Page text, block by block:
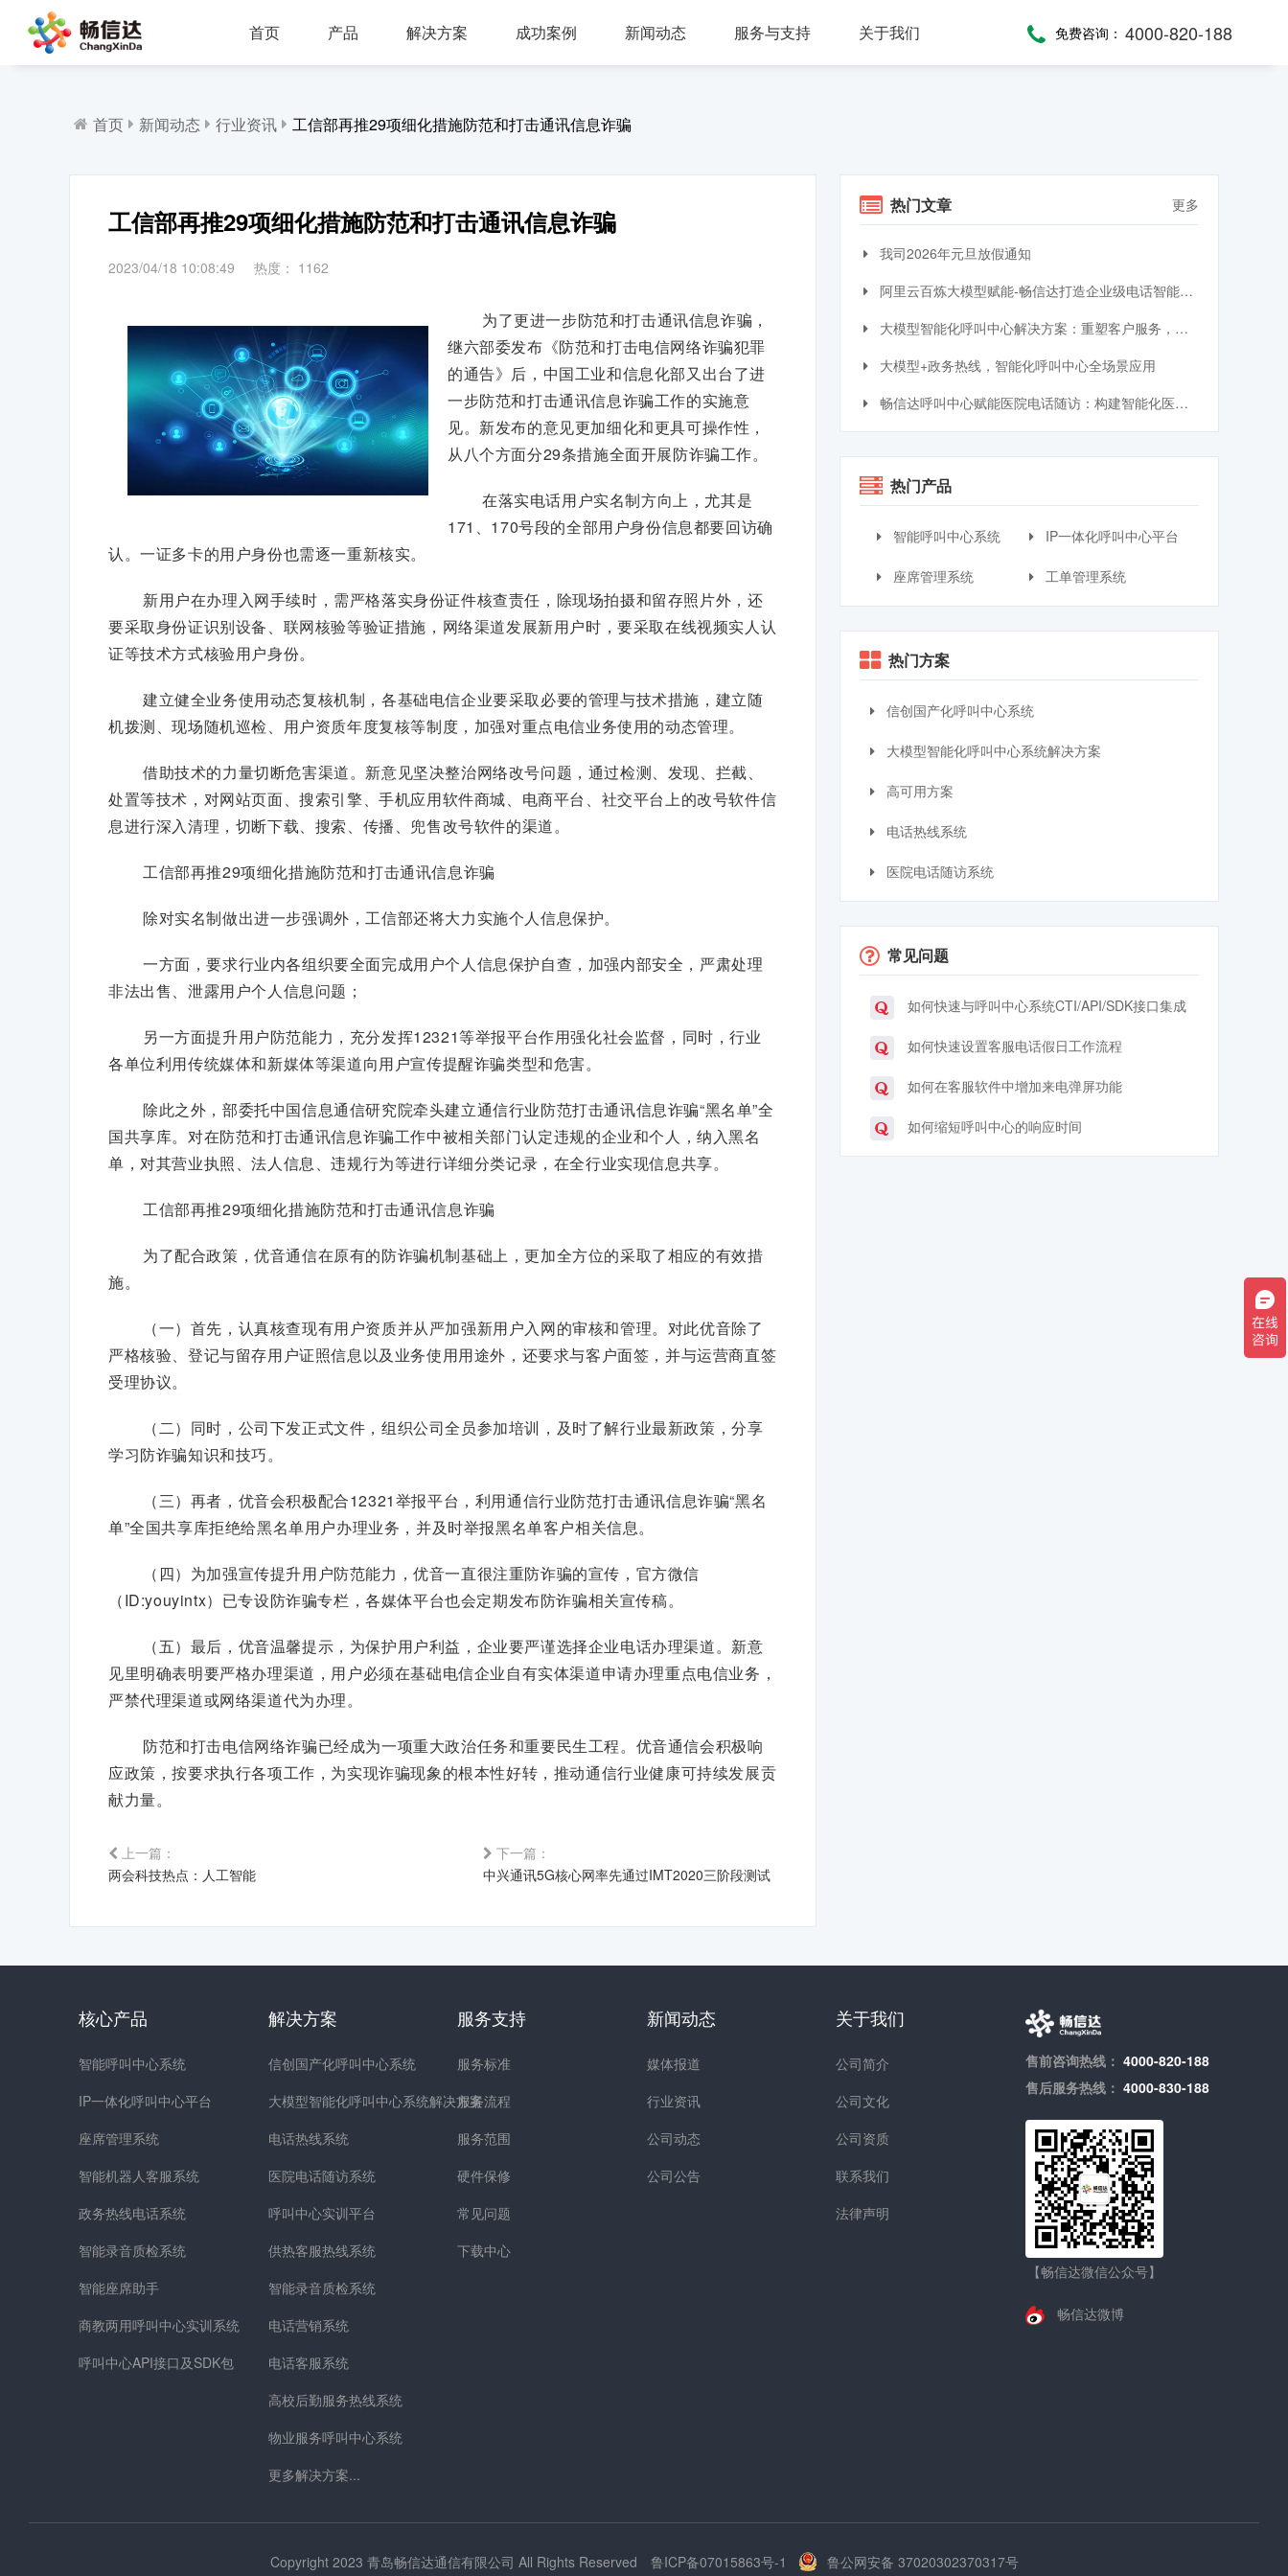
首页 产品 解决方案 成功案例 新闻动态 服务与支持 关于我们 免费咨询： 4000-820-188
首页 新闻动态 行业资讯 工信部再推29项细化措施防范和打击通讯信息诈骗
工信部再推29项细化措施防范和打击通讯信息诈骗
2023/04/18 10:08:49 热度： 1162
为了更进一步防范和打击通讯信息诈骗，
继六部委发布《防范和打击电信网络诈骗犯罪
的通告》后，中国工业和信息化部又出台了进
一步防范和打击通讯信息诈骗工作的实施意
见。新发布的意见更加细化和更具可操作性，
从八个方面分29条措施全面开展防诈骗工作。
在落实电话用户实名制方向上，尤其是
171、170号段的全部用户身份信息都要回访确
认。一证多卡的用户身份也需逐一重新核实。
新用户在办理入网手续时，需严格落实身份证件核查责任，除现场拍摄和留存照片外，还
要采取身份证识别设备、联网核验等验证措施，网络渠道发展新用户时，要采取在线视频实人认
证等技术方式核验用户身份。
建立健全业务使用动态复核机制，各基础电信企业要采取必要的管理与技术措施，建立随
机拨测、现场随机巡检、用户资质年度复核等制度，加强对重点电信业务使用的动态管理。
借助技术的力量切断危害渠道。新意见坚决整治网络改号问题，通过检测、发现、拦截、
处置等技术，对网站页面、搜索引擎、手机应用软件商城、电商平台、社交平台上的改号软件信
息进行深入清理，切断下载、搜索、传播、兜售改号软件的渠道。
工信部再推29项细化措施防范和打击通讯信息诈骗
除对实名制做出进一步强调外，工信部还将大力实施个人信息保护。
一方面，要求行业内各组织要全面完成用户个人信息保护自查，加强内部安全，严肃处理
非法出售、泄露用户个人信息问题；
另一方面提升用户防范能力，充分发挥12321等举报平台作用强化社会监督，同时，行业
各单位利用传统媒体和新媒体等渠道向用户宣传提醒诈骗类型和危害。
除此之外，部委托中国信息通信研究院牵头建立通信行业防范打击通讯信息诈骗“黑名单”全
国共享库。对在防范和打击通讯信息诈骗工作中被相关部门认定违规的企业和个人，纳入黑名
单，对其营业执照、法人信息、违规行为等进行详细分类记录，在全行业实现信息共享。
工信部再推29项细化措施防范和打击通讯信息诈骗
为了配合政策，优音通信在原有的防诈骗机制基础上，更加全方位的采取了相应的有效措
施。
（一）首先，认真核查现有用户资质并从严加强新用户入网的审核和管理。对此优音除了
严格核验、登记与留存用户证照信息以及业务使用用途外，还要求与客户面签，并与运营商直签
受理协议。
（二）同时，公司下发正式文件，组织公司全员参加培训，及时了解行业最新政策，分享
学习防诈骗知识和技巧。
（三）再者，优音会积极配合12321举报平台，利用通信行业防范打击通讯信息诈骗“黑名
单”全国共享库拒绝给黑名单用户办理业务，并及时举报黑名单客户相关信息。
（四）为加强宣传提升用户防范能力，优音一直很注重防诈骗的宣传，官方微信
（ID:youyintx）已专设防诈骗专栏，各媒体平台也会定期发布防诈骗相关宣传稿。
（五）最后，优音温馨提示，为保护用户利益，企业要严谨选择企业电话办理渠道。新意
见里明确表明要严格办理渠道，用户必须在基础电信企业自有实体渠道申请办理重点电信业务，
严禁代理渠道或网络渠道代为办理。
防范和打击电信网络诈骗已经成为一项重大政治任务和重要民生工程。优音通信会积极响
应政策，按要求执行各项工作，为实现诈骗现象的根本性好转，推动通信行业健康可持续发展贡
献力量。
上一篇：
两会科技热点：人工智能
下一篇：
中兴通讯5G核心网率先通过IMT2020三阶段测试
热门文章 更多
我司2026年元旦放假通知
阿里云百炼大模型赋能-畅信达打造企业级电话智能体与智能呼叫中心完整方案
大模型智能化呼叫中心解决方案：重塑客户服务，引领交互革命
大模型+政务热线，智能化呼叫中心全场景应用
畅信达呼叫中心赋能医院电话随访：构建智能化医患服务
热门产品
智能呼叫中心系统 IP一体化呼叫中心平台
座席管理系统 工单管理系统
热门方案
信创国产化呼叫中心系统
大模型智能化呼叫中心系统解决方案
高可用方案
电话热线系统
医院电话随访系统
常见问题
如何快速与呼叫中心系统CTI/API/SDK接口集成
如何快速设置客服电话假日工作流程
如何在客服软件中增加来电弹屏功能
如何缩短呼叫中心的响应时间
核心产品
智能呼叫中心系统
IP一体化呼叫中心平台
座席管理系统
智能机器人客服系统
政务热线电话系统
智能录音质检系统
智能座席助手
商教两用呼叫中心实训系统
呼叫中心API接口及SDK包
解决方案
信创国产化呼叫中心系统
大模型智能化呼叫中心系统解决方案
电话热线系统
医院电话随访系统
呼叫中心实训平台
供热客服热线系统
智能录音质检系统
电话营销系统
电话客服系统
高校后勤服务热线系统
物业服务呼叫中心系统
更多解决方案...
服务支持
服务标准
服务流程
服务范围
硬件保修
常见问题
下载中心
新闻动态
媒体报道
行业资讯
公司动态
公司公告
关于我们
公司简介
公司文化
公司资质
联系我们
法律声明
售前咨询热线： 4000-820-188
售后服务热线： 4000-830-188
【畅信达微信公众号】
畅信达微博
Copyright 2023 青岛畅信达通信有限公司 All Rights Reserved 鲁ICP备07015863号-1 鲁公网安备 37020302370317号